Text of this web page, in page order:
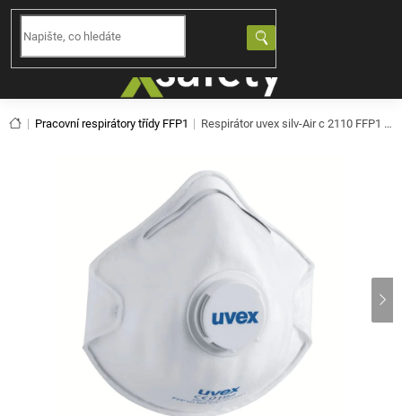
Přejít
obsah
Domů
Pracovní respirátory třídy FFP1 Respirátor uvex silv-Air c 2110 FFP1 NR D - 3ks